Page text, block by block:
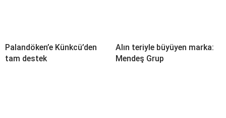
Palandöken’e Künkcü’den
tam destek
Alın teriyle büyüyen marka:
Mendeş Grup